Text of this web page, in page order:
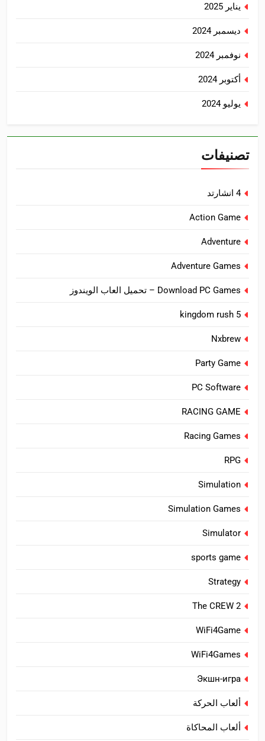
يناير 2025
ديسمبر 2024
نوفمبر 2024
أكتوبر 2024
يوليو 2024
تصنيفات
4 انشارتد
Action Game
Adventure
Adventure Games
Download PC Games – تحميل العاب الويندوز
kingdom rush 5
Nxbrew
Party Game
PC Software
RACING GAME
Racing Games
RPG
Simulation
Simulation Games
Simulator
sports game
Strategy
The CREW 2
WiFi4Game
WiFi4Games
Экшн-игра
ألعاب الحركة
ألعاب المحاكاة